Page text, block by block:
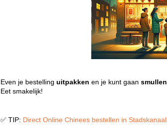
Even je bestellinguitpakken en je kunt gaansmullen
Eet smakelijk!
✅ TIP: Direct Online Chinees bestellen in Stadskanaal